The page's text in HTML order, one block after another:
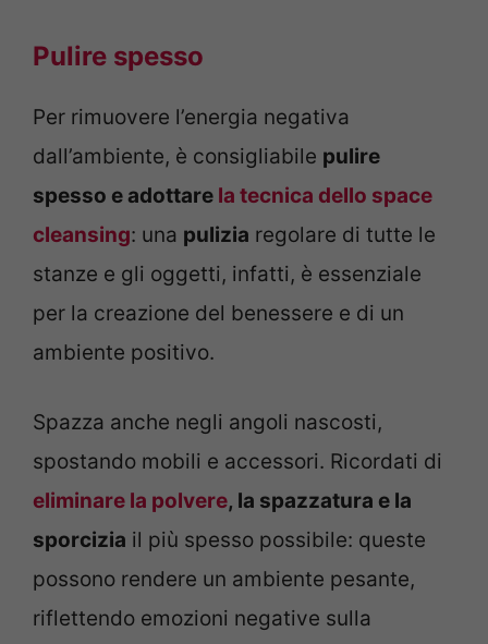
Pulire spesso
Per rimuovere l’energia negativa
dall’ambiente, è consigliabile pulire
spesso e adottare la tecnica dello space
cleansing: una pulizia regolare di tutte le
stanze e gli oggetti, infatti, è essenziale
per la creazione del benessere e di un
ambiente positivo.
Spazza anche negli angoli nascosti,
spostando mobili e accessori. Ricordati di
eliminare la polvere, la spazzatura e la
sporcizia il più spesso possibile: queste
possono rendere un ambiente pesante,
riflettendo emozioni negative sulla